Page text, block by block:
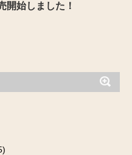
開始しました！